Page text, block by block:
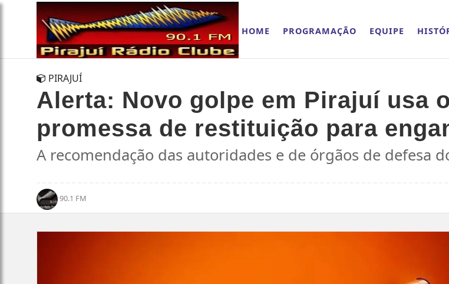
HOME PROGRAMAÇÃO EQUIPE
PIRAJUÍ
Alerta: Novo golpe em Pirajuí usa
promessa de restituição para
A recomendação das autoridades e de órgãos de defesa
90.1 FM